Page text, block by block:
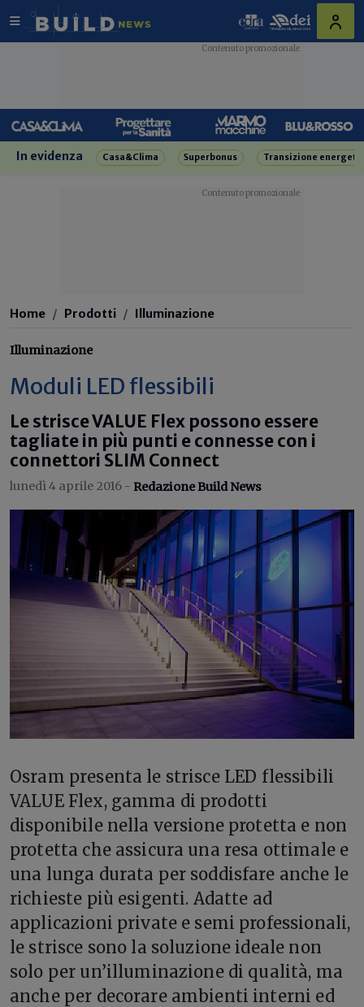
In evidenza Casa&Clima Superbonus Transizione
Home Prodotti Illuminazione
Illuminazione
Moduli LED flessibili
Le strisce VALUE Flex possono essere
tagliate in più punti e connesse con i
connettori SLIM Connect
lunedì 4 aprile 2016 - Redazione Build News
Osram presenta le strisce LED flessibili
VALUE Flex, gamma di prodotti
disponibile nella versione protetta e non
protetta che assicura una resa ottimale e
una lunga durata per soddisfare anche le
richieste più esigenti. Adatte ad
applicazioni private e semi professionali,
le strisce sono la soluzione ideale non
solo per un’illuminazione di qualità, ma
anche per decorare ambienti interni ed